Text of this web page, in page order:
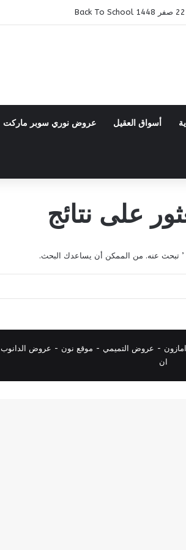
أسواق العقيل عروض نوري سوبر ماركت
على نتائج
’ تبحث عنه. من الممكن أن يساعدك البحث.
- عروض التميمي - موقع نون - عروض الدانوب
ان